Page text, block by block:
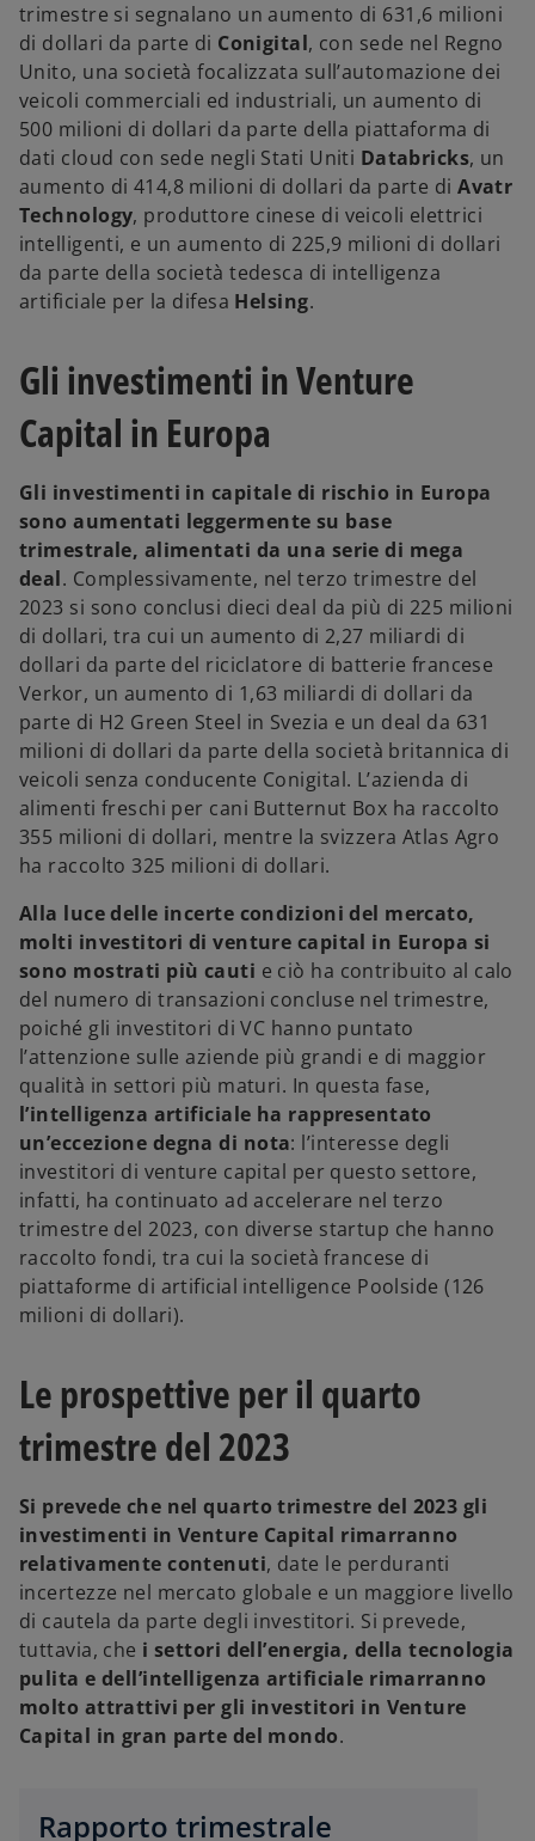
trimestre si segnalano un aumento di 631,6 milioni
di dollari da parte di Conigital, con sede nel Regno
Unito, una società focalizzata sull’automazione dei
veicoli commerciali ed industriali, un aumento di
500 milioni di dollari da parte della piattaforma di
dati cloud con sede negli Stati Uniti Databricks, un
aumento di 414,8 milioni di dollari da parte diAvatr
Technology, produttore cinese di veicoli elettrici
intelligenti, e un aumento di 225,9 milioni di dollari
da parte della società tedesca di intelligenza
artificiale per la difesa Helsing.
Gli investimenti in Venture
Capital in Europa
Gli investimenti in capitale di rischio in Europa
sono aumentati leggermente su base
trimestrale, alimentati da una serie di mega
deal. Complessivamente, nel terzo trimestre del
2023 si sono conclusi dieci deal da più di 225 milioni
di dollari, tra cui un aumento di 2,27 miliardi di
dollari da parte del riciclatore di batterie francese
Verkor, un aumento di 1,63 miliardi di dollari da
parte di H2 Green Steel in Svezia e un deal da 631
milioni di dollari da parte della società britannica di
veicoli senza conducente Conigital. L’azienda di
alimenti freschi per cani Butternut Box ha raccolto
355 milioni di dollari, mentre la svizzera Atlas Agro
ha raccolto 325 milioni di dollari.
Alla luce delle incerte condizioni del mercato,
molti investitori di venture capital in Europa si
sono mostrati più cauti e ciò ha contribuito al calo
del numero di transazioni concluse nel trimestre,
poiché gli investitori di VC hanno puntato
l’attenzione sulle aziende più grandi e di maggior
qualità in settori più maturi. In questa fase,
l’intelligenza artificiale ha rappresentato
un’eccezione degna di nota: l’interesse degli
investitori di venture capital per questo settore,
infatti, ha continuato ad accelerare nel terzo
trimestre del 2023, con diverse startup che hanno
raccolto fondi, tra cui la società francese di
piattaforme di artificial intelligence Poolside (126
milioni di dollari).
Le prospettive per il quarto
trimestre del 2023
Si prevede che nel quarto trimestre del 2023 gli
investimenti in Venture Capital rimarranno
relativamente contenuti, date le perduranti
incertezze nel mercato globale e un maggiore livello
di cautela da parte degli investitori. Si prevede,
tuttavia, che i settori dell’energia, della tecnologia
pulita e dell’intelligenza artificiale rimarranno
molto attrattivi per gli investitori in Venture
Capital in gran parte del mondo.
Rapporto trimestrale
s
i
a
p
r
e